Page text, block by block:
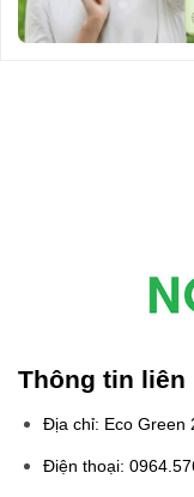
Thông tin liên
Địa chỉ: Eco Green
Điện thoại: